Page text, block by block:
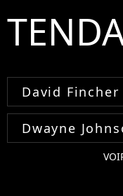
David Fincher
Dwayne